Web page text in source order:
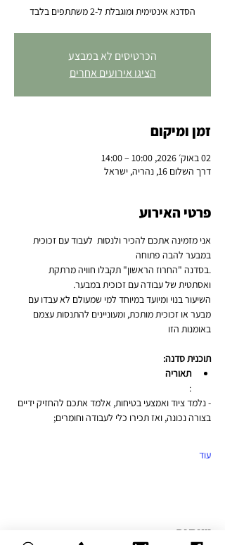
הסדנא אינטימית ומוגבלת ל-2 משתתפים בלבד
הכרטיסים לא במבצע
הציגו אירועים אחרים
זמן ומיקום
02 באוק׳ 2026, 10:00 – 14:00
דרך השלום 16, נהריה, ישראל
פרטי האירוע
אני מזמינה אתכם להכיר ולנסות  לעבוד עם זכוכית
במבער להבה פתוחה
.בסדנה "החרוז הראשון" תקבלו חוויה מרתקת
ואסתטית של עבודה עם זכוכית במבער.
השיעור בנוי ומיועד במיוחד למי שמעולם לא עבדו עם
מבער או זכוכית מותכת, ומעוניינים להתנסות עצמם
באומנות הזו
תוכנית סדנה:
תאוריה
:
- נלמד ציוד ואמצעי בטיחות, אלמד אתכם להחזיק ידיים
בצורה נכונה, ואז תכירו כלי לעבודה וחומרים;
עוד
שיתוף